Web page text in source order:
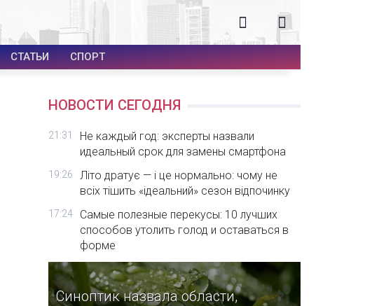
СТАТЬИ СПОРТ
НОВОСТИ СЕГОДНЯ
21:31
Не каждый год: эксперты назвали
идеальный срок для замены смартфона
19:26
Літо дратує — і це нормально: чому не
всіх тішить «ідеальний» сезон відпочинку
17:24
Самые полезные перекусы: 10 лучших
способов утолить голод и оставаться в
форме
Синоптик назвала области,